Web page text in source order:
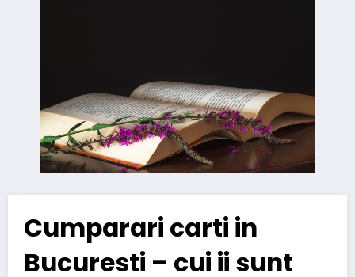
Cumparari carti in
Bucuresti – cui ii sunt